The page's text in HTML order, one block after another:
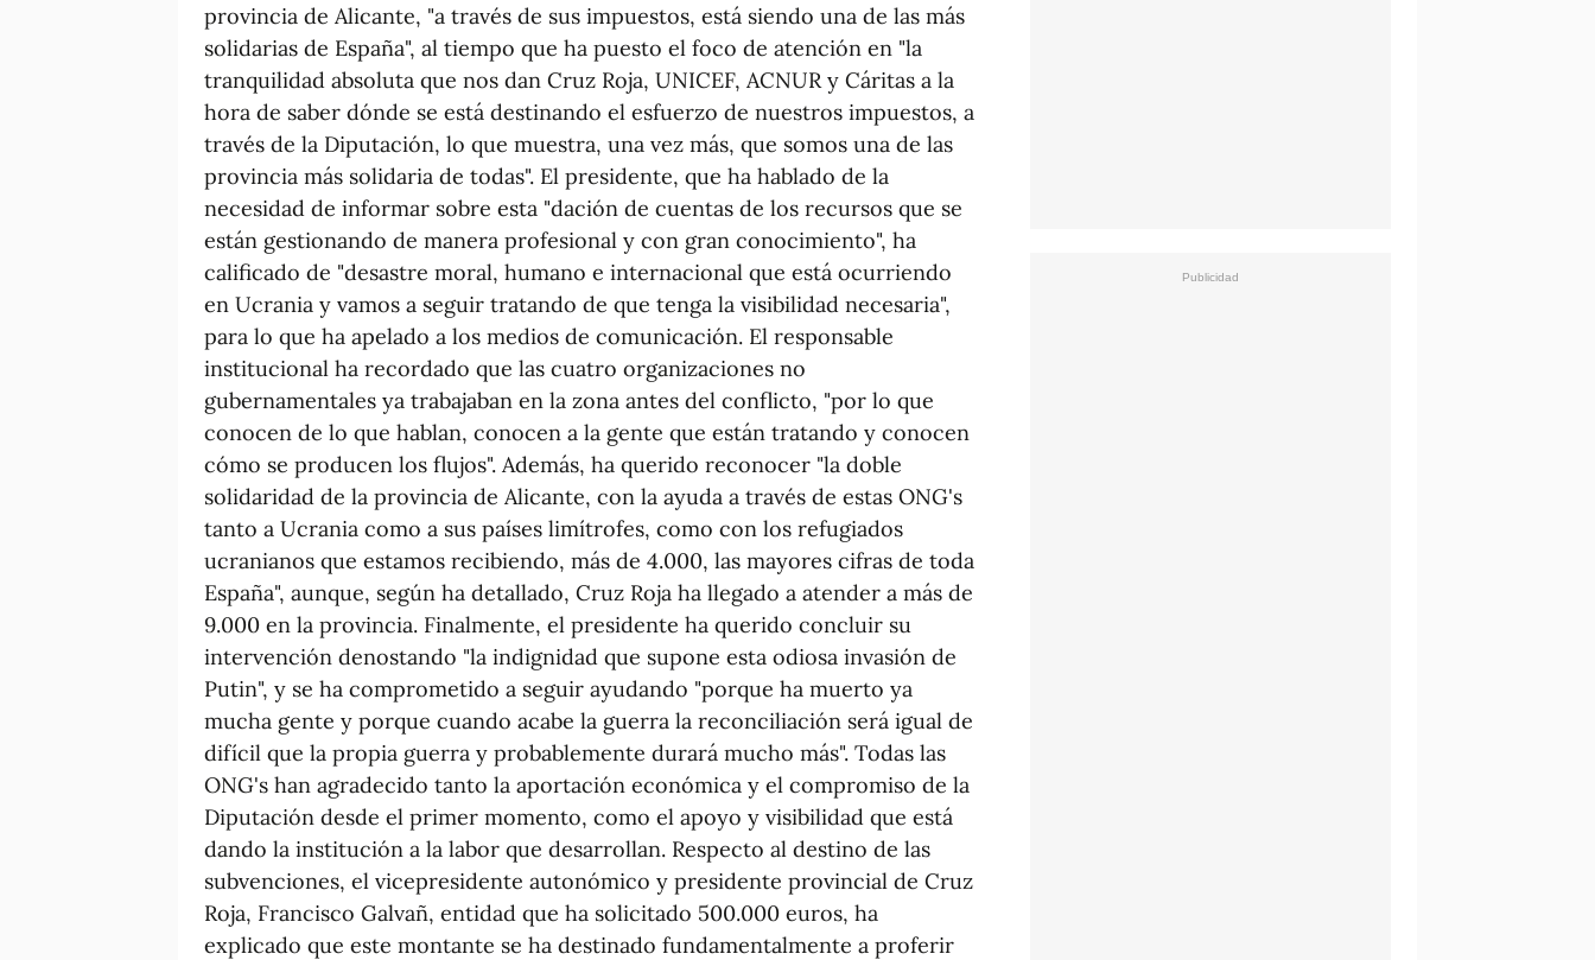
provincia de Alicante, "a través de sus impuestos, está siendo una de las más
solidarias de España", al tiempo que ha puesto el foco de atención en "la
tranquilidad absoluta que nos dan Cruz Roja, UNICEF, ACNUR y Cáritas a la
hora de saber dónde se está destinando el esfuerzo de nuestros impuestos, a
través de la Diputación, lo que muestra, una vez más, que somos una de las
provincia más solidaria de todas". El presidente, que ha hablado de la
necesidad de informar sobre esta "dación de cuentas de los recursos que se
están gestionando de manera profesional y con gran conocimiento", ha
calificado de "desastre moral, humano e internacional que está ocurriendo
en Ucrania y vamos a seguir tratando de que tenga la visibilidad necesaria",
para lo que ha apelado a los medios de comunicación. El responsable
institucional ha recordado que las cuatro organizaciones no
gubernamentales ya trabajaban en la zona antes del conflicto, "por lo que
conocen de lo que hablan, conocen a la gente que están tratando y conocen
cómo se producen los flujos". Además, ha querido reconocer "la doble
solidaridad de la provincia de Alicante, con la ayuda a través de estas ONG's
tanto a Ucrania como a sus países limítrofes, como con los refugiados
ucranianos que estamos recibiendo, más de 4.000, las mayores cifras de toda
España", aunque, según ha detallado, Cruz Roja ha llegado a atender a más de
9.000 en la provincia. Finalmente, el presidente ha querido concluir su
intervención denostando "la indignidad que supone esta odiosa invasión de
Putin", y se ha comprometido a seguir ayudando "porque ha muerto ya
mucha gente y porque cuando acabe la guerra la reconciliación será igual de
difícil que la propia guerra y probablemente durará mucho más". Todas las
ONG's han agradecido tanto la aportación económica y el compromiso de la
Diputación desde el primer momento, como el apoyo y visibilidad que está
dando la institución a la labor que desarrollan. Respecto al destino de las
subvenciones, el vicepresidente autonómico y presidente provincial de Cruz
Roja, Francisco Galvañ, entidad que ha solicitado 500.000 euros, ha
explicado que este montante se ha destinado fundamentalmente a proferir